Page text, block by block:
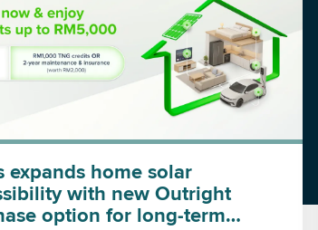
expands home solar
with new Outright
option for long-term